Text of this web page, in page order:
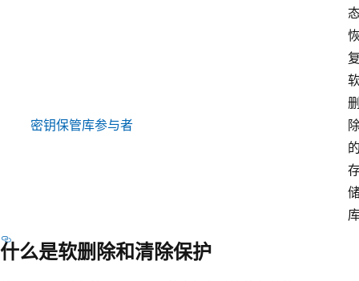
密钥保管库参与者
什么是软删除和清除保护